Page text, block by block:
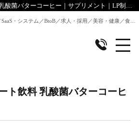
ボディケアサポート飲料 乳酸菌バターコーヒー｜サプリメント｜LP制作.jpのデザイン実績
ト飲料 乳酸菌バターコーヒ